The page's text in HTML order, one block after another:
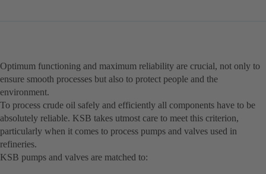
Optimum functioning and maximum reliability are crucial, not only to
ensure smooth processes but also to protect people and the
environment.
To process crude oil safely and efficiently all components have to be
absolutely reliable. KSB takes utmost care to meet this criterion,
particularly when it comes to process pumps and valves used in
refineries.
KSB pumps and valves are matched to: